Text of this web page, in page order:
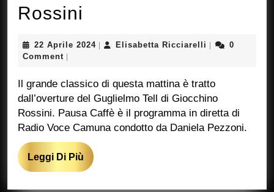
Rossini
Giocchino
Rossini
22 Aprile 202422
Elisabetta Ricciarelli Elisabetta
0
Comment
Il grande classico di questa mattina è tratto
dall’overture del Guglielmo Tell di Giocchino
Rossini. Pausa Caffè è il programma in diretta di
Radio Voce Camuna condotto da Daniela Pezzoni.
Leggi Di Più Leggi
Di